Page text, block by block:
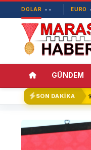
DOLAR -- EURO
GÜNDEM
SON DAKİKATürk